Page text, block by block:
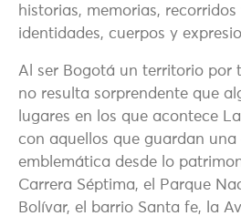
historias, memorias,
identidades, cuerpos y
Al ser Bogotá un territorio por
no resulta sorprendente que
lugares en los que acontece
con aquellos que guardan
emblemática desde lo
Carrera Séptima, el Parque
Bolívar, el barrio Santa fe, la